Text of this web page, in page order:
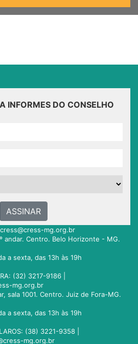
INFORMES DO CONSELHO
ASSINAR
cress@cress-mg.org.br
andar. Centro. Belo Horizonte - MG.
a sexta, das 13h às 19h
(32) 3217-9186 |
mg.org.br
sala 1001. Centro. Juiz de Fora-MG.
a sexta, das 13h às 19h
(38) 3221-9358 |
mg.org.br